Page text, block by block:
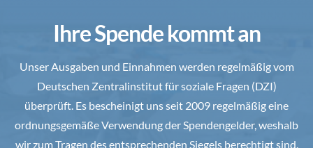
Ihre Spende kommt an
Unser Ausgaben und Einnahmen werden regelmäßig vom
Deutschen Zentralinstitut für soziale Fragen (DZI)
überprüft. Es bescheinigt uns seit 2009 regelmäßig eine
ordnungsgemäße Verwendung der Spendengelder, weshalb
wir zum Tragen des entsprechenden Siegels berechtigt sind.